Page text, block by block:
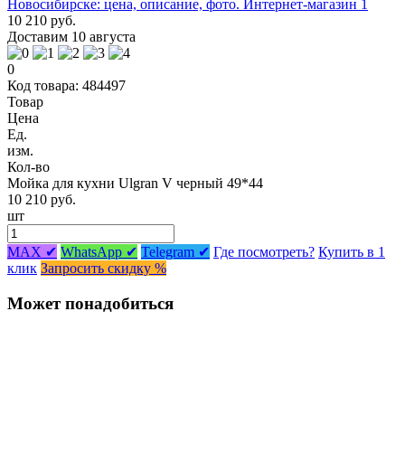
10 210 руб.
Доставим 10 августа
0
Код товара: 484497
Товар
Цена
Ед.
изм.
Кол-во
Мойка для кухни Ulgran V черный 49*44
10 210 руб.
шт
MAX ✔ WhatsApp ✔ Telegram ✔ Где посмотреть? Купить в 1
клик Запросить скидку %
Может понадобиться